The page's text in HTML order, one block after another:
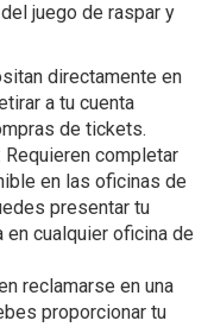
juego de raspar y
directamente en
a tu cuenta
de tickets.
completar
en las oficinas de
presentar tu
cualquier oficina de
reclamarse en una
proporcionar tu